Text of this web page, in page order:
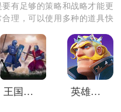
适当地完成挑选，不同
的。
有足够的策略和战略才能更
理，可以使用多种的道具快
王国冲突战斗模拟 英雄之冠